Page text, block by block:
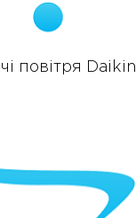
повітря Daikin